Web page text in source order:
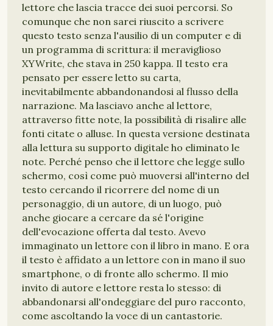
lettore che lascia tracce dei suoi percorsi. So
comunque che non sarei riuscito a scrivere
questo testo senza l'ausilio di un computer e di
un programma di scrittura: il meraviglioso
XYWrite, che stava in 250 kappa. Il testo era
pensato per essere letto su carta,
inevitabilmente abbandonandosi al flusso della
narrazione. Ma lasciavo anche al lettore,
attraverso fitte note, la possibilità di risalire alle
fonti citate o alluse. In questa versione destinata
alla lettura su supporto digitale ho eliminato le
note. Perché penso che il lettore che legge sullo
schermo, così come può muoversi all'interno del
testo cercando il ricorrere del nome di un
personaggio, di un autore, di un luogo, può
anche giocare a cercare da sé l'origine
dell'evocazione offerta dal testo. Avevo
immaginato un lettore con il libro in mano. E ora
il testo è affidato a un lettore con in mano il suo
smartphone, o di fronte allo schermo. Il mio
invito di autore e lettore resta lo stesso: di
abbandonarsi all'ondeggiare del puro racconto,
come ascoltando la voce di un cantastorie.